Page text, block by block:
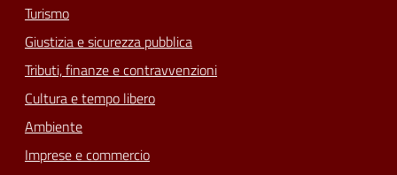
Turismo
Giustizia e sicurezza pubblica
Tributi, finanze e contravvenzioni
Cultura e tempo libero
Ambiente
Imprese e commercio